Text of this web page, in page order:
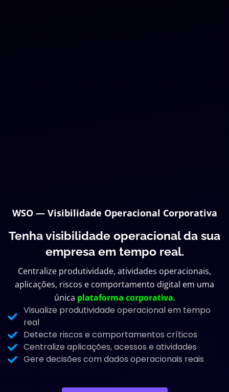
WSO — Visibilidade Operacional Corporativa
Tenha visibilidade operacional da sua
empresa em tempo real.
Centralize produtividade, atividades operacionais,
aplicações, riscos e comportamento digital em uma
única plataforma corporativa.
Visualize produtividade operacional em tempo
real
Detecte riscos e comportamentos críticos
Centralize aplicações, acessos e atividades
Gere decisões com dados operacionais reais